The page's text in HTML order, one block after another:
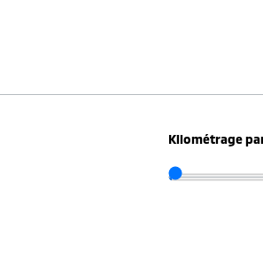
Kilométrage